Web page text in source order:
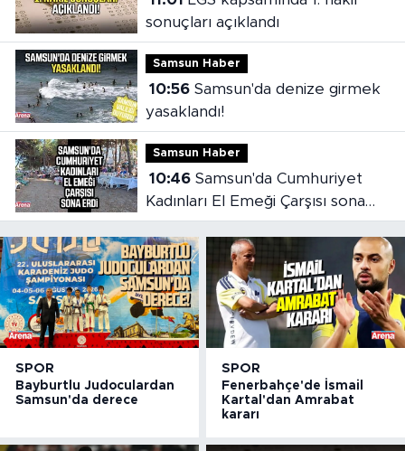
sonuçları açıklandı
Samsun Haber
10:56Samsun'da denize girmek
yasaklandı!
Samsun Haber
10:46Samsun'da Cumhuriyet
Kadınları El Emeği Çarşısı sona
erdi
SPOR
Bayburtlu Judoculardan
Samsun'da derece
SPOR
Fenerbahçe'de İsmail
Kartal'dan Amrabat
kararı